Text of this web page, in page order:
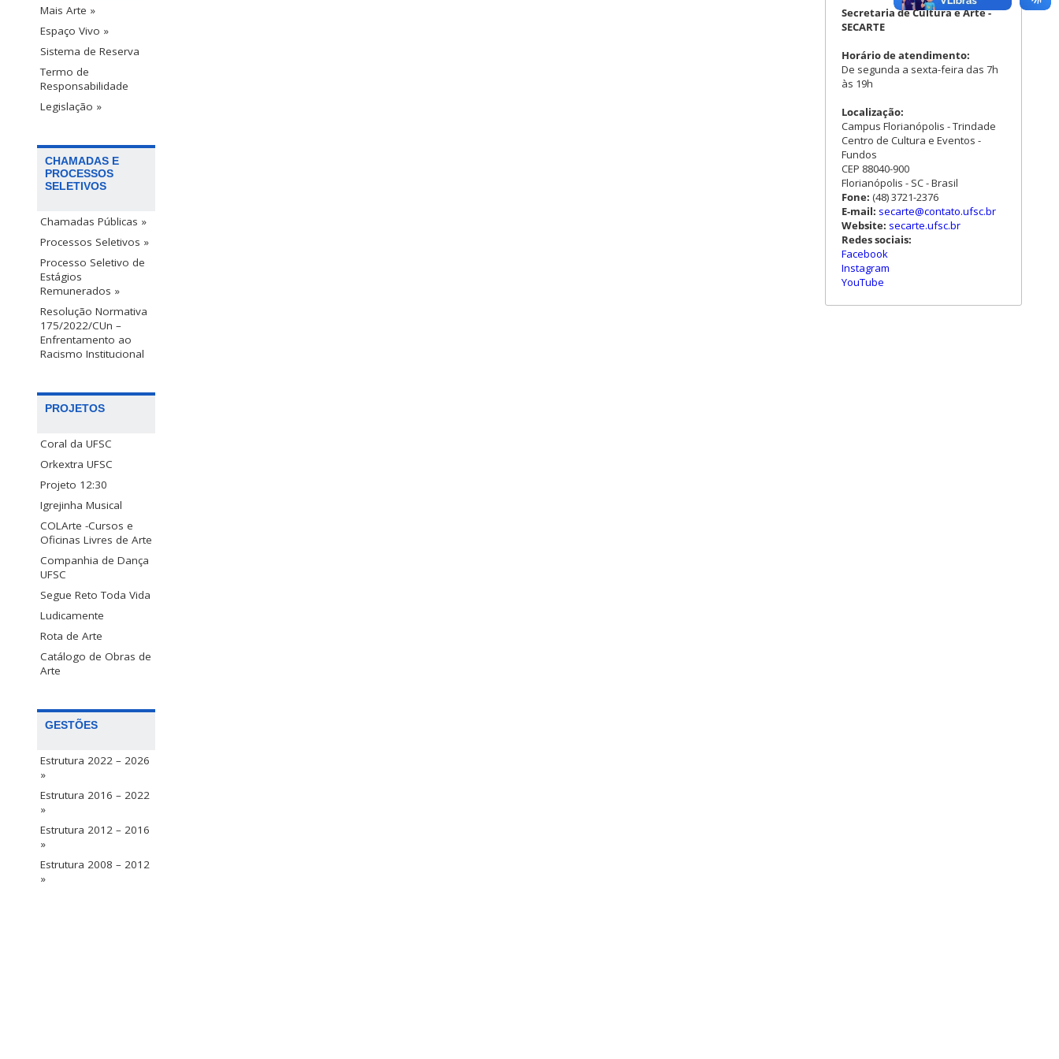
Mais Arte »
Espaço Vivo »
Sistema de Reserva
Termo de
Responsabilidade
Legislação »
CHAMADAS E
PROCESSOS
SELETIVOS
Chamadas Públicas »
Processos Seletivos »
Processo Seletivo de
Estágios
Remunerados »
Resolução Normativa
175/2022/CUn –
Enfrentamento ao
Racismo Institucional
PROJETOS
Coral da UFSC
Orkextra UFSC
Projeto 12:30
Igrejinha Musical
COLArte -Cursos e
Oficinas Livres de Arte
Companhia de Dança
UFSC
Segue Reto Toda Vida
Ludicamente
Rota de Arte
Catálogo de Obras de
Arte
GESTÕES
Estrutura 2022 – 2026
»
Estrutura 2016 – 2022
»
Estrutura 2012 – 2016
»
Estrutura 2008 – 2012
»
Secretaria de Cultura e Arte -
SECARTE
Horário de atendimento:
De segunda a sexta-feira das 7h
às 19h
Localização:
Campus Florianópolis - Trindade
Centro de Cultura e Eventos -
Fundos
CEP 88040-900
Florianópolis - SC - Brasil
Fone: (48) 3721-2376
E-mail: secarte@contato.ufsc.br
Website: secarte.ufsc.br
Redes sociais:
Facebook
Instagram
YouTube